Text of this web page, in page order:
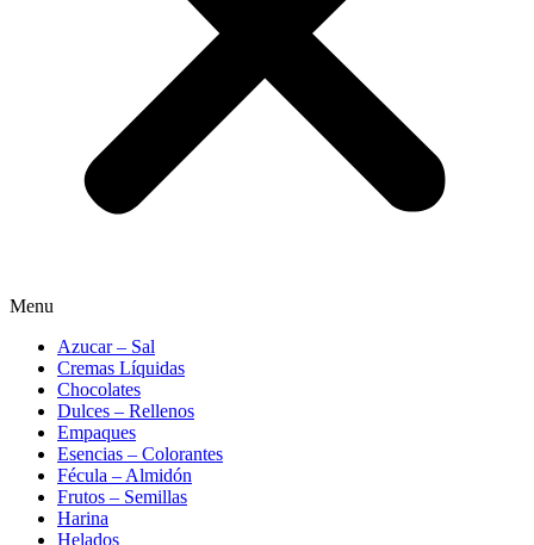
Menu
Azucar – Sal
Cremas Líquidas
Chocolates
Dulces – Rellenos
Empaques
Esencias – Colorantes
Fécula – Almidón
Frutos – Semillas
Harina
Helados